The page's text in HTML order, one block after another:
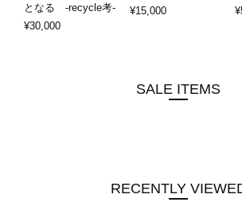
となる -recycle考-
¥30,000
¥15,000
SALE ITEMS
RECENTLY